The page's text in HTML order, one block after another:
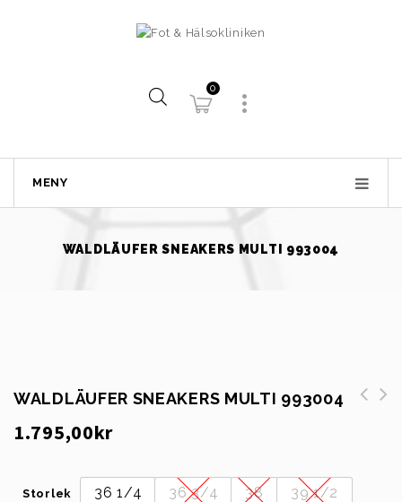
0
MENY
WALDLÄUFER SNEAKERS MULTI 993004
WALDLÄUFER SNEAKERS MULTI 993004
1.795,00kr
Storlek 36 1/4 36 3/4 38
39 1/2